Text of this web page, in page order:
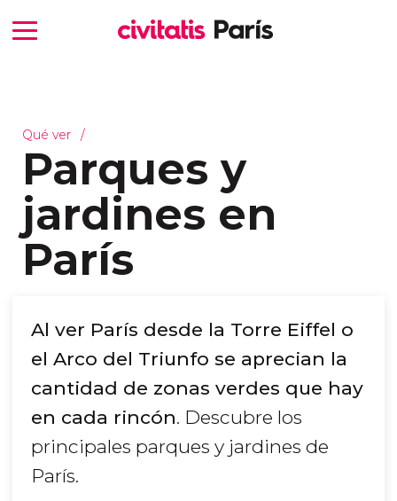
Qué ver
Parques y
jardines en
París
Al ver París desde la Torre Eiffel o
el Arco del Triunfo se aprecian la
cantidad de zonas verdes que hay
en cada rincón. Descubre los
principales parques y jardines de
París.